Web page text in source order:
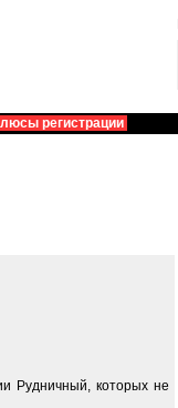
регистрации
Рудничный, которых не